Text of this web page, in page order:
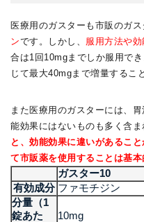
医療用のガスターも市販のガ
ンです。しかし、 服用方法や効
合は1回10mgまでしか服用で
じて最大40mgまで増量するこ
また医療用のガスターには、
能効果にはないものも多く含ま
と、効能効果に違いがあるこ
て市販薬を使用することは基本
ガスター10
有効成分 ファモチジン
分量（1
錠あた
10mg